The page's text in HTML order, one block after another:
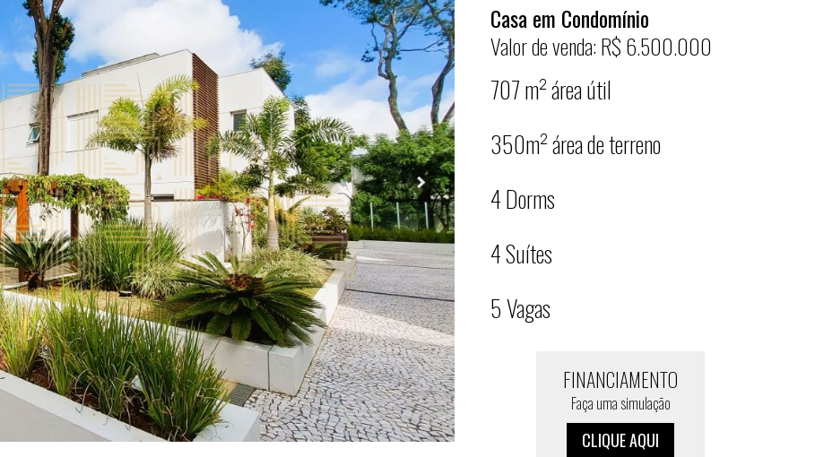
Casa em Condomínio
Valor de venda: R$ 6.500.000
707 m² área útil
350m² área de terreno
4 Dorms
4 Suítes
5 Vagas
FINANCIAMENTO
Faça uma simulação
CLIQUE AQUI